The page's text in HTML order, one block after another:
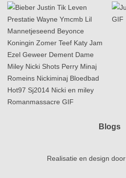
Blogs
Realisatie en design door